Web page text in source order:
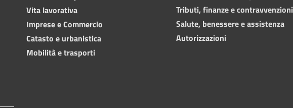
Vita lavorativa
Imprese e Commercio
Catasto e urbanistica
Mobilità e trasporti
Tributi, finanze e contravvenzioni
Salute, benessere e assistenza
Autorizzazioni